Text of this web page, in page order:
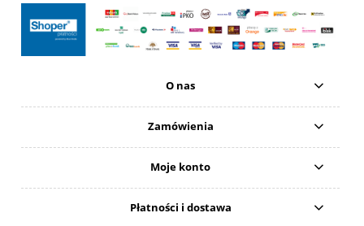
O nas
Zamówienia
Moje konto
Płatności i dostawa